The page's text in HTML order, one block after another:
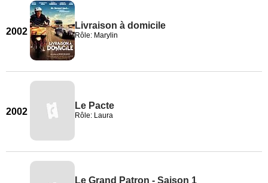
2002
Livraison à domicile
Rôle: Marylin
2002
Le Pacte
Rôle: Laura
Le Grand Patron - Saison 1